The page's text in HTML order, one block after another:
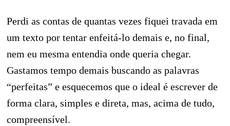
Perdi as contas de quantas vezes fiquei travada em
um texto por tentar enfeitá-lo demais e, no final,
nem eu mesma entendia onde queria chegar.
Gastamos tempo demais buscando as palavras
“perfeitas” e esquecemos que o ideal é escrever de
forma clara, simples e direta, mas, acima de tudo,
compreensível.